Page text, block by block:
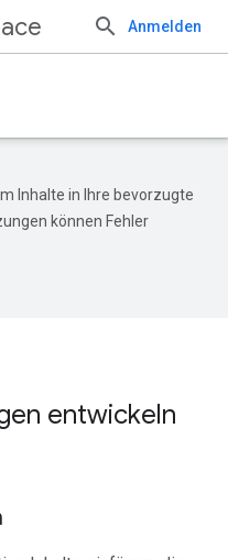
Anmelden
Inhalte in Ihre bevorzugte
können Fehler
entwickeln